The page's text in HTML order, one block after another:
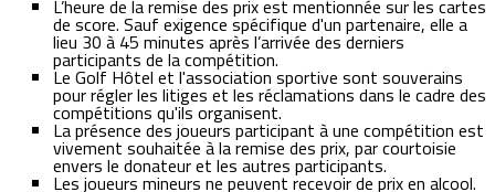
L’heure de la remise des prix est mentionnée sur les cartes
de score. Sauf exigence spécifique d'un partenaire, elle a
lieu 30 à 45 minutes après l’arrivée des derniers
participants de la compétition.
Le Golf Hôtel et l'association sportive sont souverains
pour régler les litiges et les réclamations dans le cadre des
compétitions qu'ils organisent.
La présence des joueurs participant à une compétition est
vivement souhaitée à la remise des prix, par courtoisie
envers le donateur et les autres participants.
Les joueurs mineurs ne peuvent recevoir de prix en alcool.